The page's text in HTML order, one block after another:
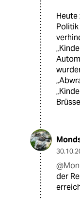
Politik
der